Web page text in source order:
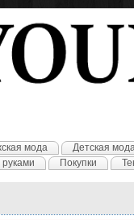
мода
Детская
Покупки